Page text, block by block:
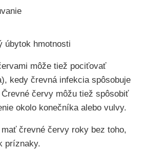
úbytok hmotnosti
môže tiež pociťovať
kedy črevná infekcia spôsobuje
červy môžu tiež spôsobiť
okolo konečníka alebo vulvy.
črevné červy roky bez toho,
príznaky.